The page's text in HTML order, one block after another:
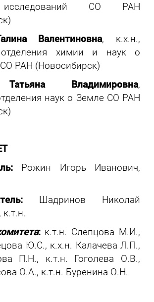
исследований СО РАН
Валентиновна, к.х.н.,
отделения химии и наук о
РАН (Новосибирск)
Владимировна,
наук о Земле СО РАН
Рожин Игорь Иванович,
Шадринов Николай
:к.т.н. Слепцова М.И.,
Ю.С., к.х.н. Калачева Л.П.,
П.Н., к.т.н. Гоголева О.В.,
О.А., к.т.н. Буренина О.Н.